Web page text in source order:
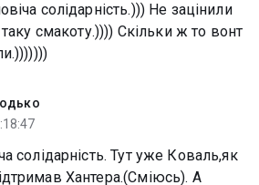
солідарність.))) Не зацінили
смакоту.)))) Скільки ж то вонт
солідарність. Тут уже Коваль,як
Хантера.(Сміюсь). А